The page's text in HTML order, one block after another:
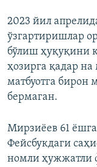
2023 йил
ўзгартиришлар
бўлиш ҳуқуқини
ҳозирга қадар
матбуотга бирон
бермаган.
Мирзиёев 61
Фейсбукдаги
номли ҳужжатли